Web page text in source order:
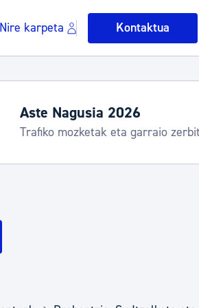
Nire karpeta Kontaktua
publikoa, hondakinak eta ingurumena
Aste Nagusia 2026
Trafiko mozketak eta garraio